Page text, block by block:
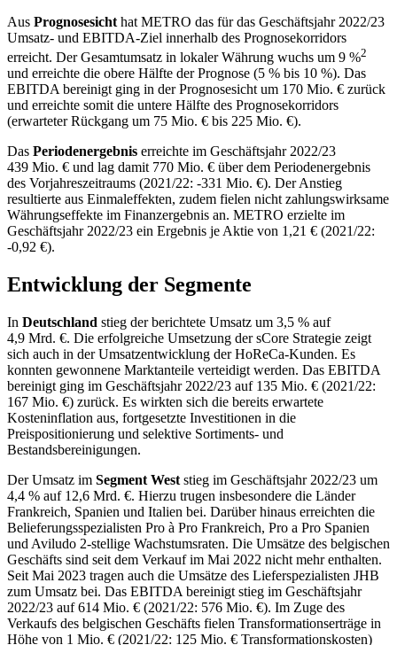
Aus Prognosesicht hat METRO das für das Geschäftsjahr 2022/23
Umsatz- und EBITDA-Ziel innerhalb des Prognosekorridors
erreicht. Der Gesamtumsatz in lokaler Währung wuchs um 9 %2
und erreichte die obere Hälfte der Prognose (5 % bis 10 %). Das
EBITDA bereinigt ging in der Prognosesicht um 170 Mio. € zurück
und erreichte somit die untere Hälfte des Prognosekorridors
(erwarteter Rückgang um 75 Mio. € bis 225 Mio. €).
Das Periodenergebnis erreichte im Geschäftsjahr 2022/23
439 Mio. € und lag damit 770 Mio. € über dem Periodenergebnis
des Vorjahreszeitraums (2021/22: -331 Mio. €). Der Anstieg
resultierte aus Einmaleffekten, zudem fielen nicht zahlungswirksame
Währungseffekte im Finanzergebnis an. METRO erzielte im
Geschäftsjahr 2022/23 ein Ergebnis je Aktie von 1,21 € (2021/22:
-0,92 €).
Entwicklung der Segmente
In Deutschland stieg der berichtete Umsatz um 3,5 % auf
4,9 Mrd. €. Die erfolgreiche Umsetzung der sCore Strategie zeigt
sich auch in der Umsatzentwicklung der HoReCa-Kunden. Es
konnten gewonnene Marktanteile verteidigt werden. Das EBITDA
bereinigt ging im Geschäftsjahr 2022/23 auf 135 Mio. € (2021/22:
167 Mio. €) zurück. Es wirkten sich die bereits erwartete
Kosteninflation aus, fortgesetzte Investitionen in die
Preispositionierung und selektive Sortiments- und
Bestandsbereinigungen.
Der Umsatz im Segment West stieg im Geschäftsjahr 2022/23 um
4,4 % auf 12,6 Mrd. €. Hierzu trugen insbesondere die Länder
Frankreich, Spanien und Italien bei. Darüber hinaus erreichten die
Belieferungsspezialisten Pro à Pro Frankreich, Pro a Pro Spanien
und Aviludo 2-stellige Wachstumsraten. Die Umsätze des belgischen
Geschäfts sind seit dem Verkauf im Mai 2022 nicht mehr enthalten.
Seit Mai 2023 tragen auch die Umsätze des Lieferspezialisten JHB
zum Umsatz bei. Das EBITDA bereinigt stieg im Geschäftsjahr
2022/23 auf614 Mio. € (2021/22: 576 Mio. €). Im Zuge des
Verkaufs des belgischen Geschäfts fielen Transformationserträge in
Höhe von 1 Mio. € (2021/22: 125 Mio. € Transformationskosten)